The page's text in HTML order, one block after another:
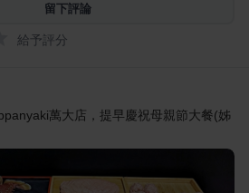
留下評論
給予評分
萬大店，提早慶祝母親節大餐(姊